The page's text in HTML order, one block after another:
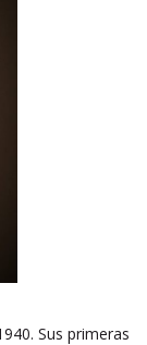
Sus primeras